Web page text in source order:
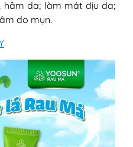
hăm da; làm mát dịu da;
do mụn.